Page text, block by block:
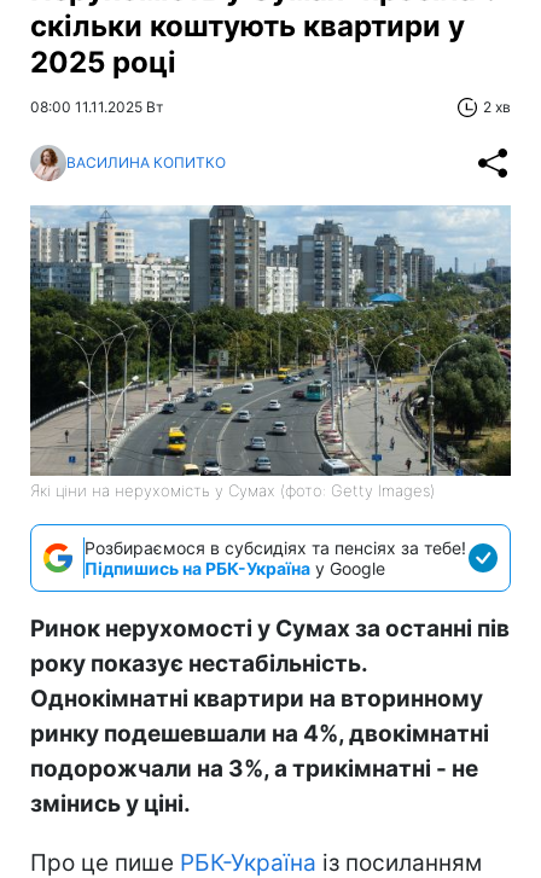
скільки коштують квартири у
2025 році
08:00 11.11.2025 Вт 2 хв
ВАСИЛИНА КОПИТКО
Які ціни на нерухомість у Сумах (фото: Getty Images)
Розбираємося в субсидіях та пенсіях за тебе!
Підпишись на РБК-Україна у Google
Ринок нерухомості у Сумах за останні пів
року показує нестабільність.
Однокімнатні квартири на вторинному
ринку подешевшали на 4%, двокімнатні
подорожчали на 3%, а трикімнатні - не
змінись у ціні.
Про це пише РБК-Україна із посиланням